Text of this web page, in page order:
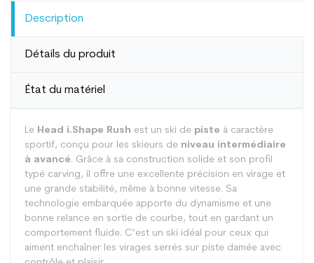
Description
Détails du produit
État du matériel
Le Head i.Shape Rush est un ski de piste à caractère
sportif, conçu pour les skieurs de niveau intermédiaire
à avancé. Grâce à sa construction solide et son profil
typé carving, il offre une excellente précision en virage et
une grande stabilité, même à bonne vitesse. Sa
technologie embarquée apporte du dynamisme et une
bonne relance en sortie de courbe, tout en gardant un
comportement fluide. C’est un ski idéal pour ceux qui
aiment enchaîner les virages serrés sur piste damée avec